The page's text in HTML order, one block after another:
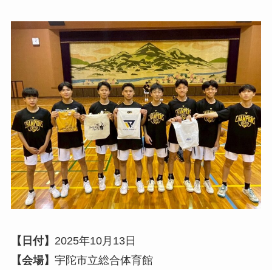
【日付】 2025年10月13日
【会場】 宇陀市立総合体育館